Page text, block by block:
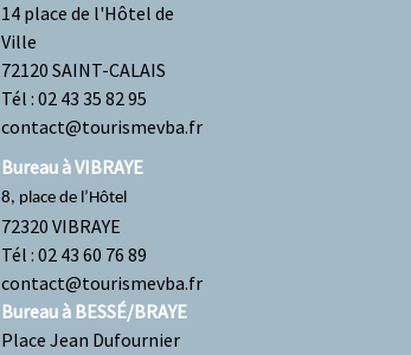
14 place de l'Hôtel de
Ville
72120 SAINT-CALAIS
Tél : 02 43 35 82 95
contact@tourismevba.fr
Bureau à VIBRAYE
8, place de l’Hôtel
72320 VIBRAYE
Tél : 02 43 60 76 89
contact@tourismevba.fr
Bureau à BESSÉ/BRAYE
Place Jean Dufournier